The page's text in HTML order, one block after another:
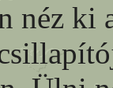
néz ki